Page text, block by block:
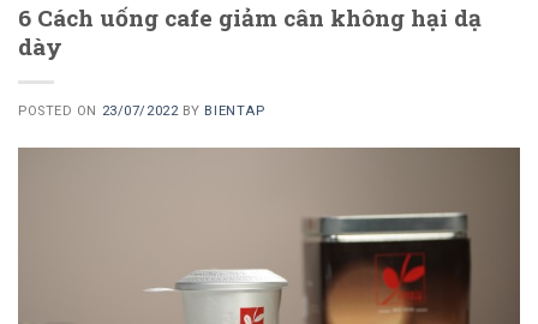
6 Cách uống cafe giảm cân không hại dạ
dày
POSTED ON 23/07/2022 BY BIENTAP